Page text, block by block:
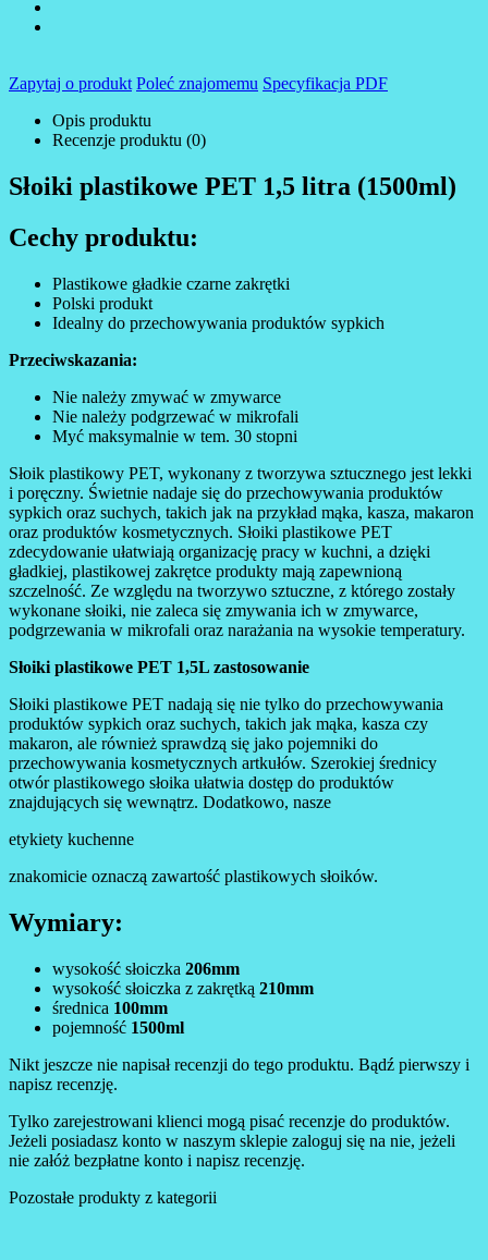
Zapytaj o produkt Poleć znajomemu Specyfikacja PDF
Opis produktu
Recenzje produktu (0)
Słoiki plastikowe PET 1,5 litra (1500ml)
Cechy produktu:
Plastikowe gładkie czarne zakrętki
Polski produkt
Idealny do przechowywania produktów sypkich
Przeciwskazania:
Nie należy zmywać w zmywarce
Nie należy podgrzewać w mikrofali
Myć maksymalnie w tem. 30 stopni
Słoik plastikowy PET, wykonany z tworzywa sztucznego jest lekki
i poręczny. Świetnie nadaje się do przechowywania produktów
sypkich oraz suchych, takich jak na przykład mąka, kasza, makaron
oraz produktów kosmetycznych. Słoiki plastikowe PET
zdecydowanie ułatwiają organizację pracy w kuchni, a dzięki
gładkiej, plastikowej zakrętce produkty mają zapewnioną
szczelność. Ze względu na tworzywo sztuczne, z którego zostały
wykonane słoiki, nie zaleca się zmywania ich w zmywarce,
podgrzewania w mikrofali oraz narażania na wysokie temperatury.
Słoiki plastikowe PET 1,5L zastosowanie
Słoiki plastikowe PET nadają się nie tylko do przechowywania
produktów sypkich oraz suchych, takich jak mąka, kasza czy
makaron, ale również sprawdzą się jako pojemniki do
przechowywania kosmetycznych artkułów. Szerokiej średnicy
otwór plastikowego słoika ułatwia dostęp do produktów
znajdujących się wewnątrz. Dodatkowo, nasze
etykiety kuchenne
znakomicie oznaczą zawartość plastikowych słoików.
Wymiary:
wysokość słoiczka 206mm
wysokość słoiczka z zakrętką 210mm
średnica 100mm
pojemność 1500ml
Nikt jeszcze nie napisał recenzji do tego produktu. Bądź pierwszy i
napisz recenzję.
Tylko zarejestrowani klienci mogą pisać recenzje do produktów.
Jeżeli posiadasz konto w naszym sklepie zaloguj się na nie, jeżeli
nie załóż bezpłatne konto i napisz recenzję.
Pozostałe produkty z kategorii